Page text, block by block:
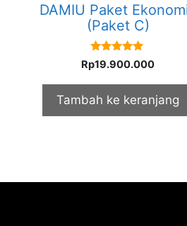
DAMIU Paket
(Paket C)
5.00
out of 5
Rp19.900.000
Tambah ke keranjang